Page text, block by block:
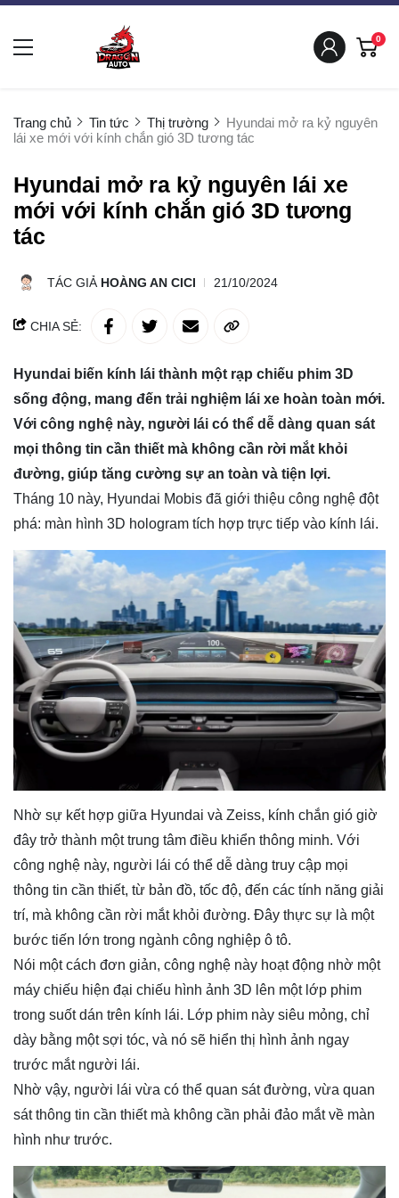
0
Trang chủ Tin tức Thị trường
Hyundai mở ra kỷ nguyên
lái xe mới với kính chắn gió 3D tương tác
Hyundai mở ra kỷ nguyên lái xe
mới với kính chắn gió 3D tương
tác
TÁC GIẢ HOÀNG AN CICI 21/10/2024
CHIA SẺ:
Hyundai biến kính lái thành một rạp chiếu phim 3D
sống động, mang đến trải nghiệm lái xe hoàn toàn mới.
Với công nghệ này, người lái có thể dễ dàng quan sát
mọi thông tin cần thiết mà không cần rời mắt khỏi
đường, giúp tăng cường sự an toàn và tiện lợi.
Tháng 10 này, Hyundai Mobis đã giới thiệu công nghệ đột
phá: màn hình 3D hologram tích hợp trực tiếp vào kính lái.
Nhờ sự kết hợp giữa Hyundai và Zeiss, kính chắn gió giờ
đây trở thành một trung tâm điều khiển thông minh. Với
công nghệ này, người lái có thể dễ dàng truy cập mọi
thông tin cần thiết, từ bản đồ, tốc độ, đến các tính năng giải
trí, mà không cần rời mắt khỏi đường. Đây thực sự là một
bước tiến lớn trong ngành công nghiệp ô tô.
Nói một cách đơn giản, công nghệ này hoạt động nhờ một
máy chiếu hiện đại chiếu hình ảnh 3D lên một lớp phim
trong suốt dán trên kính lái. Lớp phim này siêu mỏng, chỉ
dày bằng một sợi tóc, và nó sẽ hiển thị hình ảnh ngay
trước mắt người lái.
Nhờ vậy, người lái vừa có thể quan sát đường, vừa quan
sát thông tin cần thiết mà không cần phải đảo mắt về màn
hình như trước.